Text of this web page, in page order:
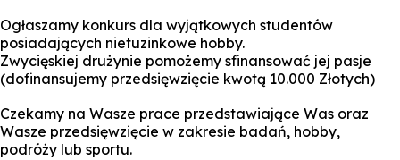
Ogłaszamy konkurs dla wyjątkowych studentów
posiadających nietuzinkowe hobby.
Zwycięskiej drużynie pomożemy sfinansować jej pasje
(dofinansujemy przedsięwzięcie kwotą 10.000 Złotych)
Czekamy na Wasze prace przedstawiające Was oraz
Wasze przedsięwzięcie w zakresie badań, hobby,
podróży lub sportu.